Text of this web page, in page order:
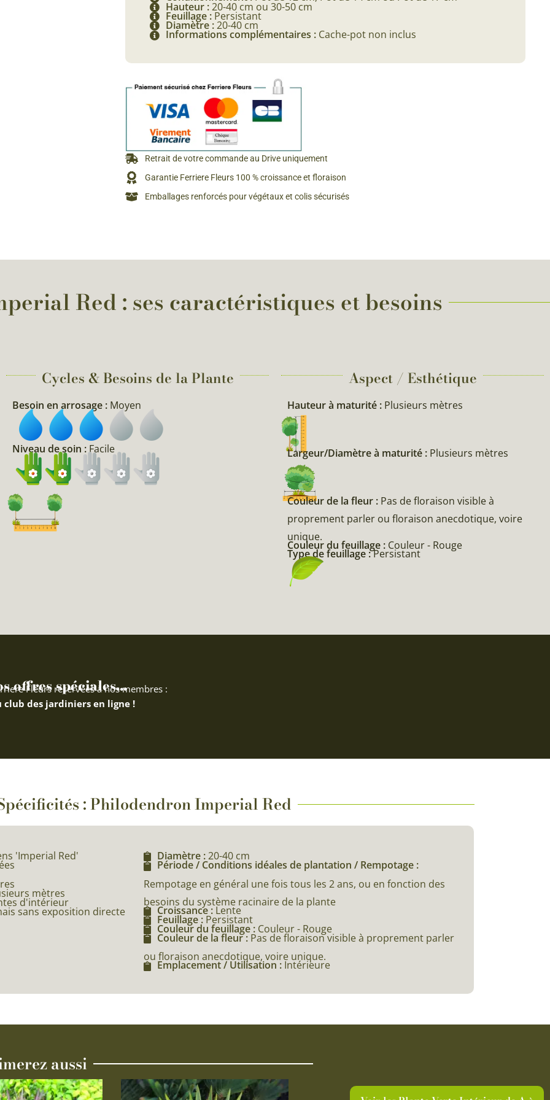
Hauteur :20-40 cm ou 30-50 cm
Feuillage : Persistant
Diamètre :20-40 cm
Informations complémentaires : Cache-pot non inclus
Retrait de votre commande au Drive uniquement
Garantie Ferriere Fleurs 100 % croissance et floraison
Emballages renforcés pour végétaux et colis sécurisés
Red : ses caractéristiques et besoins
Cycles & Besoins de la Plante​
Besoin en arrosage : Moyen
Niveau de soin :Facile
Aspect / Esthétique
Hauteur à maturité : Plusieurs mètres
Largeur/Diamètre à maturité : Plusieurs mètres
Couleur de la fleur : Pas de floraison visible à
proprement parler ou floraison anecdotique, voire
unique.
Couleur du feuillage : Couleur - Rouge
Type de feuillage :Persistant
offres spéciales...
Fleurs réservées à nos membres :
club des jardiniers en ligne !
: Philodendron Imperial Red
'Imperial Red'
mètres
d'intérieur
sans exposition directe
Diamètre :20-40 cm
Période / Conditions idéales de plantation / Rempotage :
Rempotage en général une fois tous les 2 ans, ou en fonction des
besoins du système racinaire de la plante
Croissance :Lente
Feuillage : Persistant
Couleur du feuillage : Couleur - Rouge
Couleur de la fleur : Pas de floraison visible à proprement parler
ou floraison anecdotique, voire unique.
Emplacement / Utilisation : Intérieure
aussi
Ce